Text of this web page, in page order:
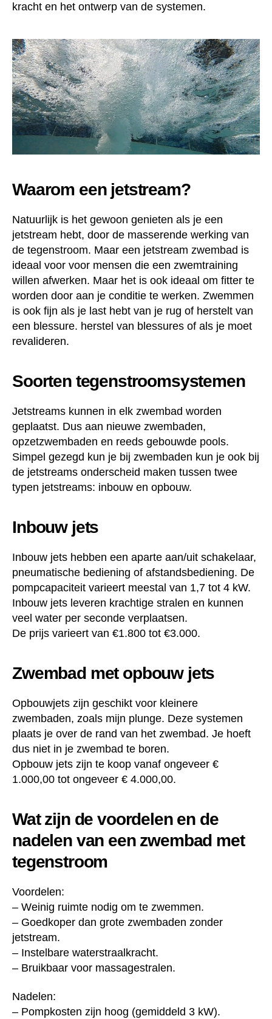
kracht en het ontwerp van de systemen.
Waarom een jetstream?
Natuurlijk is het gewoon genieten als je een
jetstream hebt, door de masserende werking van
de tegenstroom. Maar een jetstream zwembad is
ideaal voor voor mensen die een zwemtraining
willen afwerken. Maar het is ook ideaal om fitter te
worden door aan je conditie te werken. Zwemmen
is ook fijn als je last hebt van je rug of herstelt van
een blessure. herstel van blessures of als je moet
revalideren.
Soorten tegenstroomsystemen
Jetstreams kunnen in elk zwembad worden
geplaatst. Dus aan nieuwe zwembaden,
opzetzwembaden en reeds gebouwde pools.
Simpel gezegd kun je bij zwembaden kun je ook bij
de jetstreams onderscheid maken tussen twee
typen jetstreams: inbouw en opbouw.
Inbouw jets
Inbouw jets hebben een aparte aan/uit schakelaar,
pneumatische bediening of afstandsbediening. De
pompcapaciteit varieert meestal van 1,7 tot 4 kW.
Inbouw jets leveren krachtige stralen en kunnen
veel water per seconde verplaatsen.
De prijs varieert van €1.800 tot €3.000.
Zwembad met opbouw jets
Opbouwjets zijn geschikt voor kleinere
zwembaden, zoals mijn plunge. Deze systemen
plaats je over de rand van het zwembad. Je hoeft
dus niet in je zwembad te boren.
Opbouw jets zijn te koop vanaf ongeveer €
1.000,00 tot ongeveer € 4.000,00.
Wat zijn de voordelen en de
nadelen van een zwembad met
tegenstroom
Voordelen:
– Weinig ruimte nodig om te zwemmen.
– Goedkoper dan grote zwembaden zonder
jetstream.
– Instelbare waterstraalkracht.
– Bruikbaar voor massagestralen.
Nadelen:
– Pompkosten zijn hoog (gemiddeld 3 kW).